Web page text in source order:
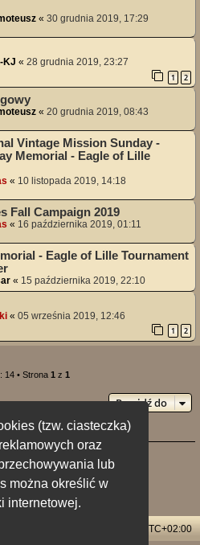
(tzw. ciasteczka)
oraz
lub
można określić w
internetowej.
« 30 grudnia 2019, 17:29
KJ « 28 grudnia 2019, 23:27
1 2
« 20 grudnia 2019, 08:43
Vintage Mission Sunday -
Memorial - Eagle of Lille
« 10 listopada 2019, 14:18
Fall Campaign 2019
« 16 października 2019, 01:11
- Eagle of Lille Tournament
« 15 października 2019, 22:10
« 05 września 2019, 12:46
1 2
14 • Strona 1 z 1
Przejdź do
UTC+02:00
witryny